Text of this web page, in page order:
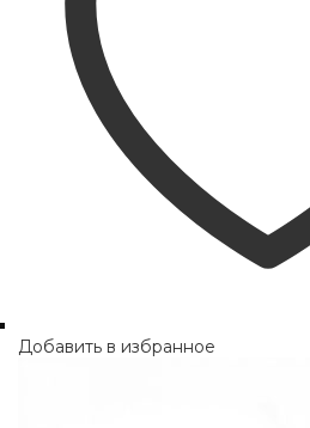
Добавить в избранное